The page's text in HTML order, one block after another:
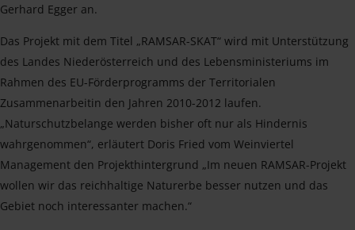
Gerhard Egger an.
Das Projekt mit dem Titel „RAMSAR-SKAT“ wird mit Unterstützung
des Landes Niederösterreich und des Lebensministeriums im
Rahmen des EU-Förderprogramms der Territorialen
Zusammenarbeitin den Jahren 2010-2012 laufen.
„Naturschutzbelange werden bisher oft nur als Hindernis
wahrgenommen“, erläutert Doris Fried vom Weinviertel
Management den Projekthintergrund „Im neuen RAMSAR-Projekt
wollen wir das reichhaltige Naturerbe besser nutzen und das
Gebiet noch interessanter machen.“